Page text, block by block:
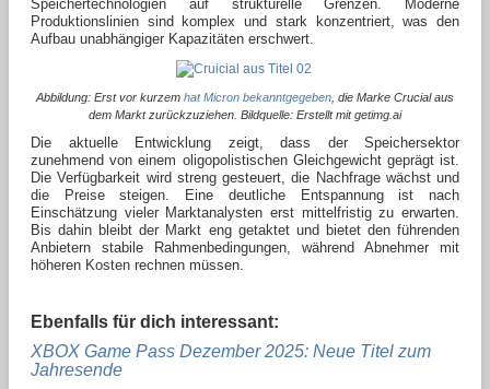
Speichertechnologien auf strukturelle Grenzen. Moderne
Produktionslinien sind komplex und stark konzentriert, was den
Aufbau unabhängiger Kapazitäten erschwert.
Abbildung: Erst vor kurzem hat Micron bekanntgegeben , die Marke Crucial aus
dem Markt zurückzuziehen. Bildquelle: Erstellt mit getimg.ai
Die aktuelle Entwicklung zeigt, dass der Speichersektor
zunehmend von einem oligopolistischen Gleichgewicht geprägt ist.
Die Verfügbarkeit wird streng gesteuert, die Nachfrage wächst und
die Preise steigen. Eine deutliche Entspannung ist nach
Einschätzung vieler Marktanalysten erst mittelfristig zu erwarten.
Bis dahin bleibt der Markt eng getaktet und bietet den führenden
Anbietern stabile Rahmenbedingungen, während Abnehmer mit
höheren Kosten rechnen müssen.
Ebenfalls für dich interessant:
XBOX Game Pass Dezember 2025: Neue Titel zum
Jahresende